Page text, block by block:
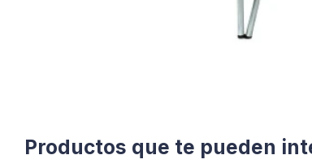
Productos que te pueden